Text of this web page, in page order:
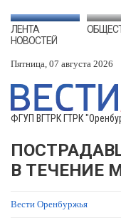
ЛЕНТА
НОВОСТЕЙ
Пятница, 07 августа 2026
ФГУП ВГТРК ГТРК
В ТЕЧЕНИЕ
Вести Оренбуржья